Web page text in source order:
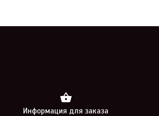
Информация для заказа